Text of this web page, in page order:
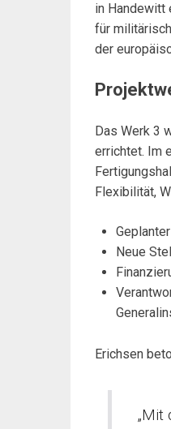
in Handewitt
für
der
Das Werk 3
errichtet. Im
Flexibilität,
Neue
Erichsen
„Mit